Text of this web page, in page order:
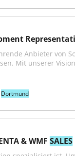
Anbieter von
Mit unserer
Dortmund
& WMF SALES